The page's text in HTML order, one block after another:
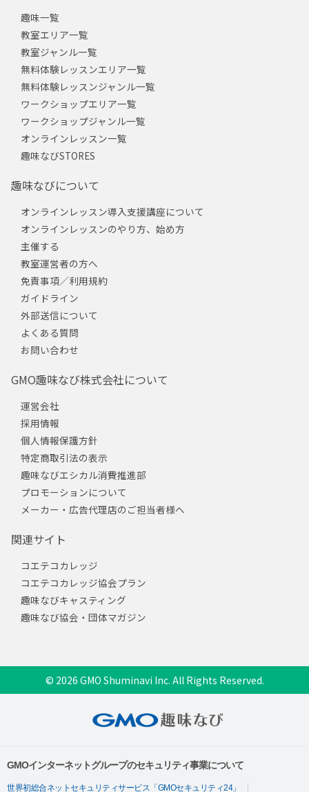
趣味一覧
教室エリア一覧
教室ジャンル一覧
無料体験レッスンエリア一覧
無料体験レッスンジャンル一覧
ワークショップエリア一覧
ワークショップジャンル一覧
オンラインレッスン一覧
趣味なびSTORES
趣味なびについて
オンラインレッスン導入支援講座について
オンラインレッスンのやり方、始め方
主催する
教室運営者の方へ
免責事項／利用規約
ガイドライン
外部送信について
よくある質問
お問い合わせ
GMO趣味なび株式会社について
運営会社
採用情報
個人情報保護方針
特定商取引法の表示
趣味なびエシカル消費推進部
プロモーションについて
メーカー・広告代理店のご担当者様へ
関連サイト
コエテコカレッジ
コエテコカレッジ協会プラン
趣味なびキャスティング
趣味なび協会・団体マガジン
© 2026 GMO Shuminavi Inc. All Rights Reserved.